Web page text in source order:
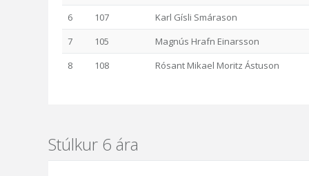
6
107
Karl Gísli Smárason
7
105
Magnús Hrafn Einarsson
8
108 Rósant Mikael Moritz Ástuson
Stúlkur 6 ára